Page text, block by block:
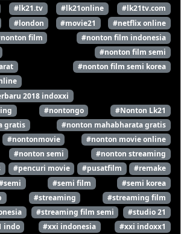
#lk21.tv #lk21online
#lk21tv.com
#london #movie21
#netflix online
film
#nonton film indonesia
#nonton film semi
#nonton film semi korea
2018 indoxxi
#nontongo
#Nonton Lk21
gratis
#nonton mahabharata gratis
#nontonmovie
#nonton movie online
#nonton semi
#nonton streaming
#pencuri movie #pusatfilm
#remake
#semi film
#semi korea
#streaming
#streaming film
#streaming film semi
#studio 21
indo #xxi indonesia
#xxi indoxx1